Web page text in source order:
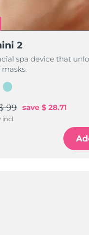
2
spa device that
99 save $ 28.71
incl.
2
spa device that
99 save $ 28.71
incl.
2
spa device that
99 save $ 28.71
incl.